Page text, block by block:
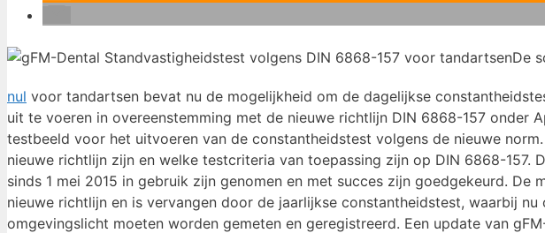
De
nul voor tandartsen bevat nu de mogelijkheid om de dagelijkse
uit te voeren in overeenstemming met de nieuwe richtlijn DIN 6868-157 onder
testbeeld voor het uitvoeren van de constantheidstest volgens de nieuwe norm.
nieuwe richtlijn zijn en welke testcriteria van toepassing zijn op DIN 6868-
sinds 1 mei 2015 in gebruik zijn genomen en met succes zijn goedgekeurd.
nieuwe richtlijn en is vervangen door de jaarlijkse constantheidstest, waarbij
omgevingslicht moeten worden gemeten en geregistreerd. Een update van